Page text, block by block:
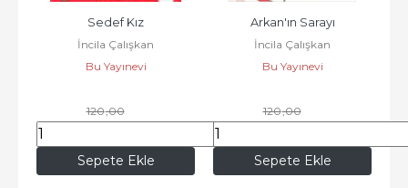
Sepete Ekle
Sedef Kız
İncila Çalışkan
Bu Yayınevi
120,00
102,00
Sepete Ekle
Arkan'ın Sarayı
İncila Çalışkan
Bu Yayınevi
120,00
102,00